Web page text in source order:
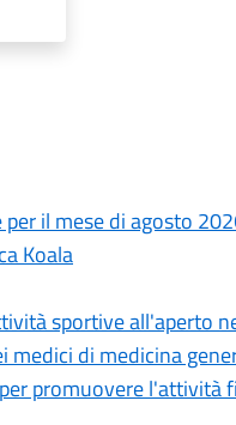
il mese di agosto
Koala
sportive all'aperto
medici di medicina
promuovere l'attività